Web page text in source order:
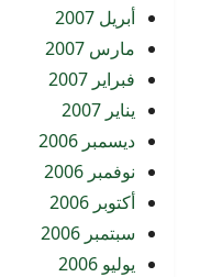
أبريل 2007
مارس 2007
فبراير 2007
يناير 2007
ديسمبر 2006
نوفمبر 2006
أكتوبر 2006
سبتمبر 2006
يوليو 2006